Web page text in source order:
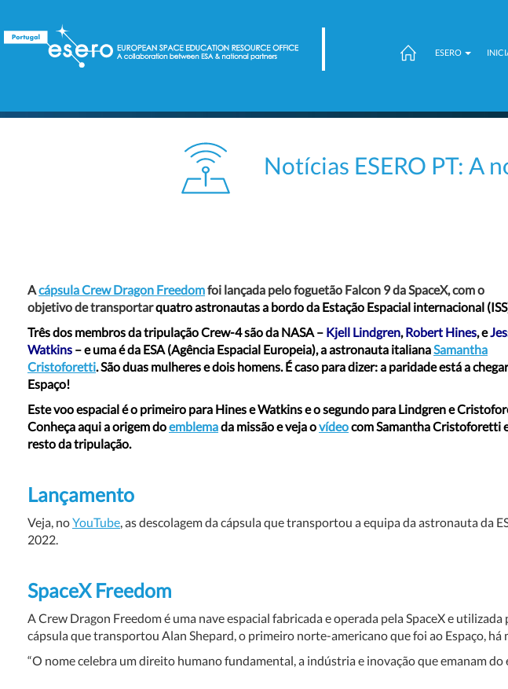
ESERO
Notícias ESERO PT: A
Acápsula Crew Dragon Freedomfoi lançada pelo foguetão Falcon 9 da SpaceX, com o
objetivo de transportarquatro astronautas a bordo da Estação Espacial internacional
Três dos membros da tripulação Crew-4 são da NASA – Kjell Lindgren, Robert Hines, e
Watkins –e uma é da ESA (Agência Espacial Europeia), a astronauta italianaSamantha
Cristoforetti. São duas mulheres e dois homens. É caso para dizer: a paridade está a
Espaço!
Este voo espacial é o primeiro para Hines e Watkins e o segundo para Lindgren e
Conheça aqui a origem doemblemada missão e veja ovídeocom Samantha Cristoforetti
resto da tripulação.
Lançamento
Veja, noYouTube, as descolagem da cápsula que transportou a equipa da astronauta da
2022.
SpaceX Freedom
A Crew Dragon Freedom é uma nave espacial fabricada e operada pela SpaceX e
cápsula que transportou Alan Shepard, o primeiro norte-americano que foi ao Espaço,
“O nome celebra um direito humano fundamental, a indústria e inovação que emanam